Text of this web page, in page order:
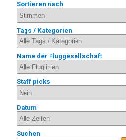
Sortieren nach
Tags / Kategorien
Name der Fluggesellschaft
Staff picks
Datum
Suchen